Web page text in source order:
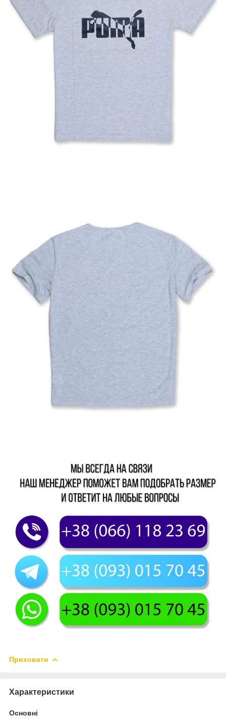
Приховати
Характеристики
Основні